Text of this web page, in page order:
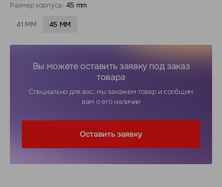
Размер корпуса: 45 mm
41 MM 45 MM
Вы можете оставить заявку под заказ
товара
Специально для вас, мы закажем товар и сообщим
вам о его наличии
Оставить заявку